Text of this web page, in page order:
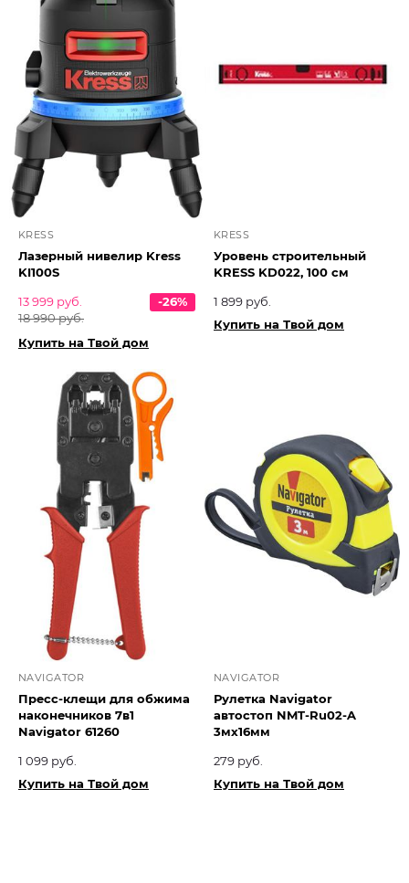
KRESS
Лазерный нивелир Kress
KI100S
13 999 руб.
18 990 руб.
-26%
Купить на Твой дом
KRESS
Уровень строительный
KRESS KD022, 100 см
1 899 руб.
Купить на Твой дом
NAVIGATOR
Пресс-клещи для обжима
наконечников 7в1
Navigator 61260
1 099 руб.
Купить на Твой дом
NAVIGATOR
Рулетка Navigator
автостоп NMT-Ru02-A
3мх16мм
279 руб.
Купить на Твой дом